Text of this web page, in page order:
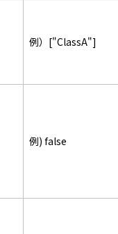
例）["ClassA"]
例) false